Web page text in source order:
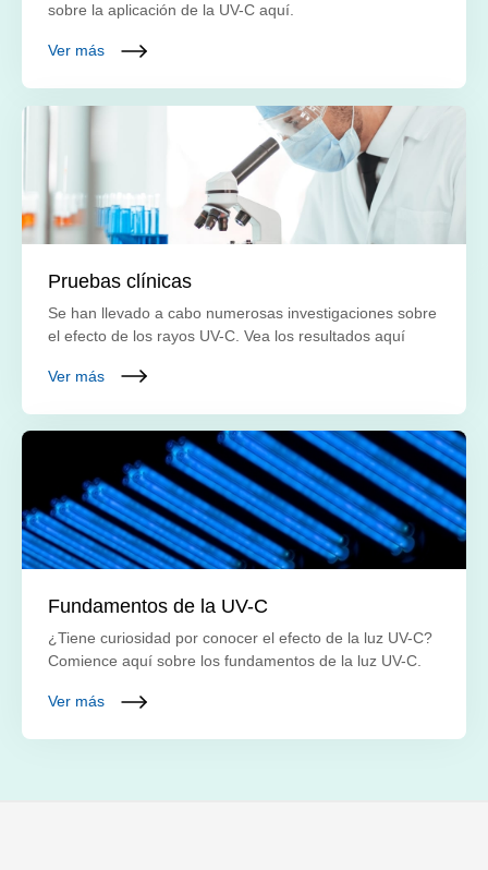
sobre la aplicación de la UV-C aquí.
Ver más
Pruebas clínicas
Se han llevado a cabo numerosas investigaciones sobre
el efecto de los rayos UV-C. Vea los resultados aquí
Ver más
Fundamentos de la UV-C
¿Tiene curiosidad por conocer el efecto de la luz UV-C?
Comience aquí sobre los fundamentos de la luz UV-C.
Ver más